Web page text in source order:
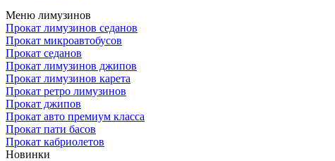
Меню лимузинов
Прокат лимузинов седанов
Прокат микроавтобусов
Прокат седанов
Прокат лимузинов джипов
Прокат лимузинов карета
Прокат ретро лимузинов
Прокат джипов
Прокат авто премиум класса
Прокат пати басов
Прокат кабриолетов
Новинки